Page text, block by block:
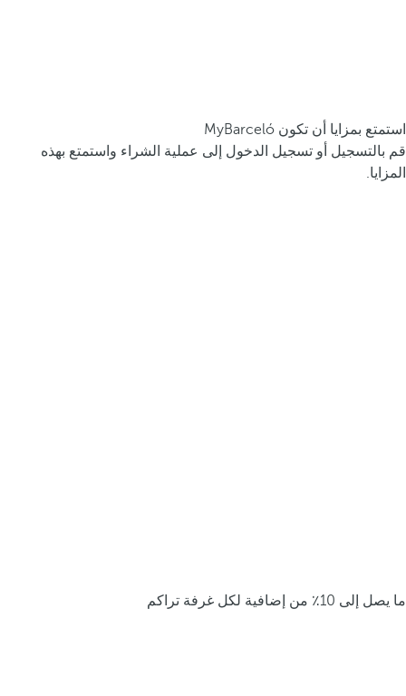
استمتع بمزايا أن تكون MyBarceló
قم بالتسجيل أو تسجيل الدخول إلى عملية الشراء واستمتع بهذه
المزايا.
ما يصل إلى 10٪ من إضافية لكل غرفة تراكم